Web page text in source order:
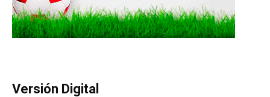
Versión Digital